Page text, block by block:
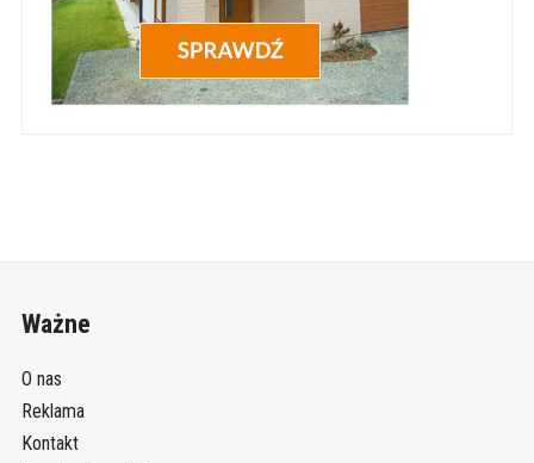
Ważne
O nas
Reklama
Kontakt